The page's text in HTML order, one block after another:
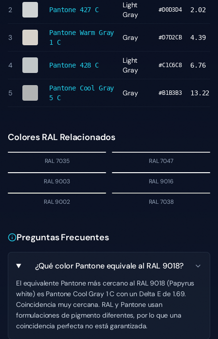
2 Pantone 427 C
Light
Gray
#D0D3D4 2.02
3
Pantone Warm Gray
1 C
Gray #D7D2CB 4.39
4 Pantone 428 C
Light
Gray
#C1C6C8 6.76
5
Pantone Cool Gray
5 C
Gray #B1B3B3 13.22
Colores RAL Relacionados
RAL 7035 RAL 7047
RAL 9003 RAL 9016
RAL 9002 RAL 7038
Preguntas Frecuentes
¿Qué color Pantone equivale al RAL 9018?
El equivalente Pantone más cercano al RAL 9018 (Papyrus
white) es Pantone Cool Gray 1 C con un Delta E de 1.69.
Coincidencia muy cercana. RAL y Pantone usan
formulaciones de pigmento diferentes, por lo que una
coincidencia perfecta no está garantizada.